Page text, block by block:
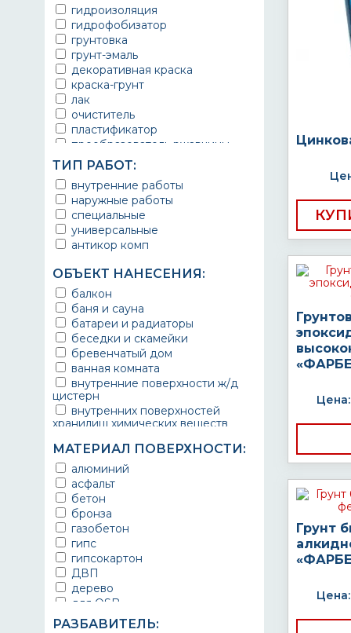
УРЕПЛЕН
гидроизоляция
гидрофобизатор
грунтовка
грунт-эмаль
декоративная краска
краска-грунт
лак
очиститель
пластификатор
преобразователь ржавчины
эмаль
Краска
Покрытие
грунт эмаль
защитное покрытие
ТИП РАБОТ:
внутренние работы
наружные работы
специальные
универсальные
антикор комп
ОБЪЕКТ НАНЕСЕНИЯ:
балкон
баня и сауна
батареи и радиаторы
беседки и скамейки
бревенчатый дом
ванная комната
внутренние поверхности ж/д
цистерн
внутренних поверхностей
хранилищ химических веществ
ворота
выхлопные системы
автомобилей
газопроводы
гараж
гидротехнические сооружения
городской транспорт
грузовые вагоны
двери металлические
детали двигателей
детали машин
для автомобилей
МАТЕРИАЛ ПОВЕРХНОСТИ:
алюминий
асфальт
бетон
бронза
газобетон
гипс
гипсокартон
ДВП
дерево
для OSB
для бетона
РАЗБАВИТЕЛЬ:
Цена:
Грунт
Цена: